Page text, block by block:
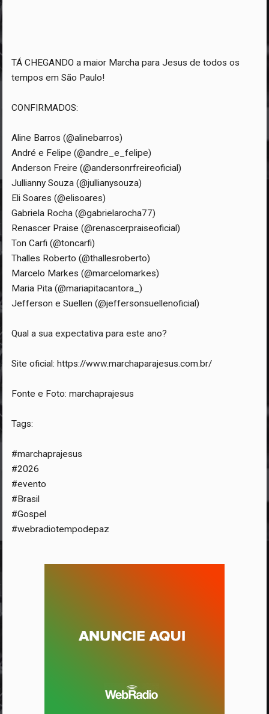
TÁ CHEGANDO a maior Marcha para Jesus de todos os
tempos em São Paulo!
CONFIRMADOS:
Aline Barros (@alinebarros)
André e Felipe (@andre_e_felipe)
Anderson Freire (@andersonrfreireoficial)
Jullianny Souza (@jullianysouza)
Eli Soares (@elisoares)
Gabriela Rocha (@gabrielarocha77)
Renascer Praise (@renascerpraiseoficial)
Ton Carfi (@toncarfi)
Thalles Roberto (@thallesroberto)
Marcelo Markes (@marcelomarkes)
Maria Pita (@mariapitacantora_)
Jefferson e Suellen (@jeffersonsuellenoficial)
Qual a sua expectativa para este ano?
Site oficial: https://www.marchaparajesus.com.br/
Fonte e Foto: marchaprajesus
Tags:
#marchaprajesus
#2026
#evento
#Brasil
#Gospel
#webradiotempodepaz